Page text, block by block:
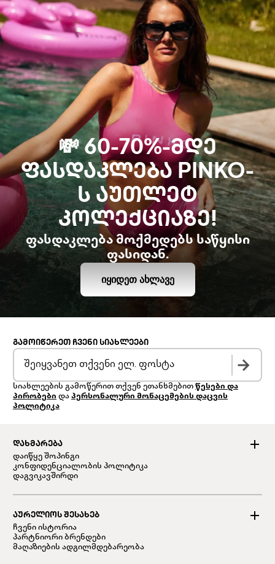
💸 60-70%-ᲛᲓᲔ
ᲤᲐᲡᲓᲐᲙᲚᲔᲑᲐ PINKO-
Ს ᲐᲣᲗᲚᲔᲢ
ᲙᲝᲚᲔᲥᲪᲘᲐᲖᲔ!
ფასდაკლება მოქმედებს საწყისი
ფასიდან.
ᲘᲧᲘᲓᲔᲗ ᲐᲮᲚᲐᲕᲔ
ᲓᲐᲮᲛᲐᲠᲔᲑᲐ
დაიწყე შოპინგი
კონფიდენციალობის პოლიტიკა
დაგვიკავშირდი
ᲐᲣᲠᲔᲚᲘᲝᲡ ᲨᲔᲡᲐᲮᲔᲑ
ჩვენი ისტორია
პარტნიორი ბრენდები
მაღაზიების ადგილმდებარეობა
ᲒᲐᲛᲝᲘᲬᲔᲠᲔᲗ ᲩᲕᲔᲜᲘ ᲡᲘᲐᲮᲚᲔᲔᲑᲘ
სიახლეების გამოწერით თქვენ ეთანხმებით წესები და
პირობები და პერსონალური მონაცემების დაცვის
პოლიტიკა